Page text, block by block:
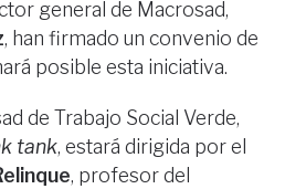
general de Macrosad,
, han firmado un convenio de
posible esta iniciativa.
de Trabajo Social Verde,
tank, estará dirigida por el
, profesor del